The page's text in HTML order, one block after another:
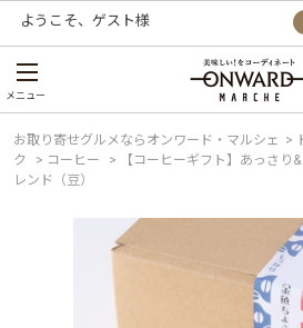
ようこそ、 ゲスト様
メニュー
お取り寄せグルメならオンワード・マルシェ >
ク
> コーヒー >
【コーヒーギフト】あっさ
レンド（豆）